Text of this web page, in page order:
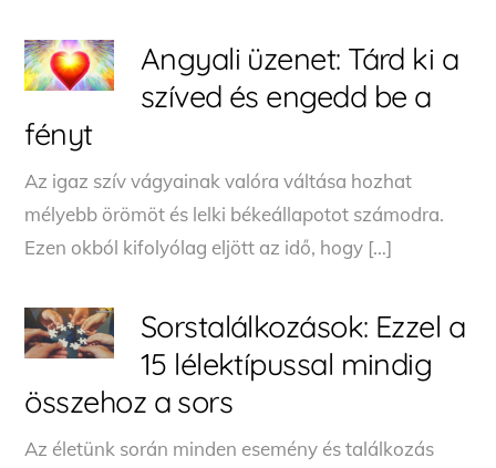
Angyali üzenet: Tárd ki a
szíved és engedd be a
fényt
Az igaz szív vágyainak valóra váltása hozhat
mélyebb örömöt és lelki békeállapotot számodra.
Ezen okból kifolyólag eljött az idő, hogy […]
Sorstalálkozások: Ezzel a
15 lélektípussal mindig
összehoz a sors
Az életünk során minden esemény és találkozás